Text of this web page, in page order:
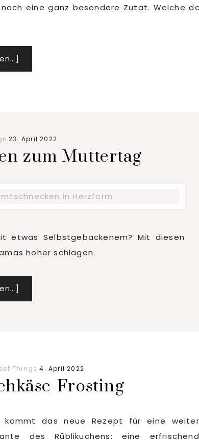
eine ganz besondere Zutat. Welche
zum
Herbst
mit
Fourme
d’Ambert
23. April 2022
zum Muttertag
Selbstgebackenem? Mit diesen
höher schlagen.
zum
zum
Muttertag
Things 4. April 2022
Frosting
kommt das neue Rezept für eine
des Rüblikuchens: eine